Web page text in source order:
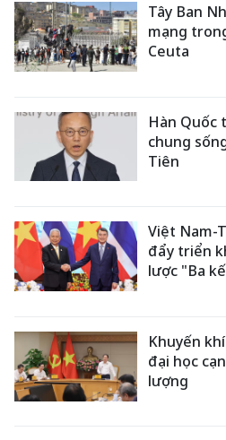
Tây Ban
mạng
Ceuta
Hàn Quốc
chung
Tiên
Việt Nam-
đẩy triển
lược "Ba
Khuyến
đại học
lượng